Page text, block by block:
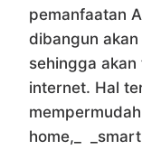
pemanfaatan
dibangun akan
sehingga akan
internet. Hal
home,_